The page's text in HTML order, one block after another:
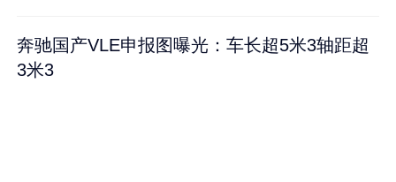
奔驰国产VLE申报图曝光：车长超5米3轴距超
3米3